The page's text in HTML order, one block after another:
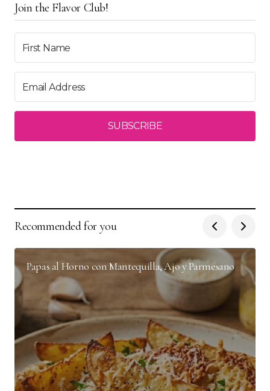
Join the Flavor Club!
SUBSCRIBE
Recommended for you
Papas al Horno con Mantequilla, Ajo y Parmesano